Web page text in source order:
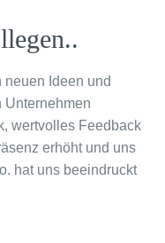
Ideen und
Unternehmen
wertvolles Feedback
erhöht und uns
hat uns beeindruckt